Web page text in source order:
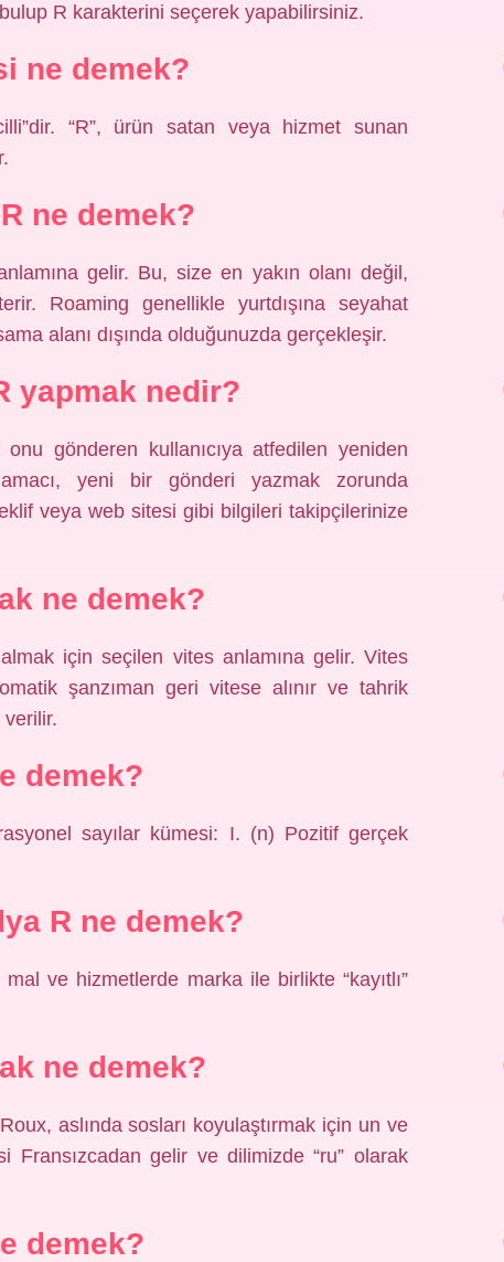
R karakterini seçerek yapabilirsiniz.
ne demek?
“R”, ürün satan veya hizmet sunan
ne demek?
gelir. Bu, size en yakın olanı değil,
Roaming genellikle yurtdışına seyahat
alanı dışında olduğunuzda gerçekleşir.
yapmak nedir?
gönderen kullanıcıya atfedilen yeniden
amacı, yeni bir gönderi yazmak zorunda
veya web sitesi gibi bilgileri takipçilerinize
ne demek?
için seçilen vites anlamına gelir. Vites
şanzıman geri vitese alınır ve tahrik
verilir.
demek?
sayılar kümesi: I. (n) Pozitif gerçek
R ne demek?
ve hizmetlerde marka ile birlikte “kayıtlı”
ne demek?
aslında sosları koyulaştırmak için un ve
Fransızcadan gelir ve dilimizde “ru” olarak
demek?